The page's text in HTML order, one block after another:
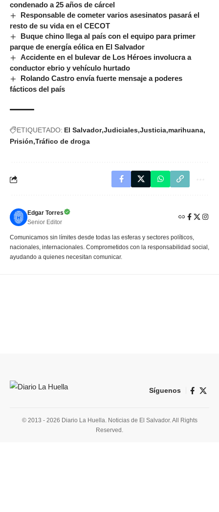
condenado a 25 años de cárcel
Responsable de cometer varios asesinatos pasará el
resto de su vida en el CECOT
Buque chino llega al país con el equipo para primer
parque de energía eólica en El Salvador
Accidente en el bulevar de Los Héroes involucra a
conductor ebrio y vehículo hurtado
Rolando Castro envía fuerte mensaje a poderes
fácticos del país
ETIQUETADO: El Salvador Judiciales Justicia marihuana
Prisión Tráfico de droga
Edgar Torres
Senior Editor
Comunicamos sin límites desde todas las esferas y sectores políticos,
nacionales, internacionales. Comprometidos con la responsabilidad social,
ayudando a quienes necesitan comunicar.
Síguenos
© 2013 - 2026 Diario La Huella. Noticias de El Salvador. All Rights
Reserved.